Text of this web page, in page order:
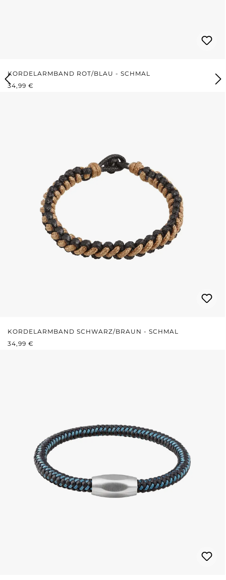
KORDELARMBAND ROT/BLAU - SCHMAL
REGULÄRER PREIS:
34,99 €
KORDELARMBAND SCHWARZ/BRAUN - SCHMAL
REGULÄRER PREIS:
34,99 €